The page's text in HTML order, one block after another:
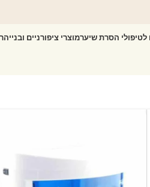
לטיפולי הסרת שיערמוצרי ציפורניים ובנייה